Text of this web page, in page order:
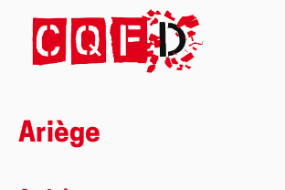
Ariège